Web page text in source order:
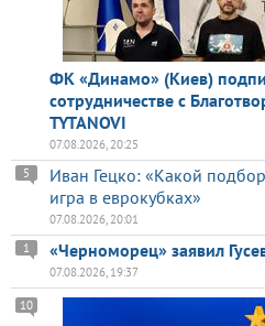
ФК «Динамо» (Киев)
сотрудничестве с
TYTANOVI
07.08.2026, 20:25
Иван Гецко: «Какой
игра в еврокубках»
5
07.08.2026, 20:01
«Черноморец» заявил
1
07.08.2026, 19:37
10